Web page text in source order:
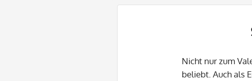
Nicht nur zum
beliebt. Auch als